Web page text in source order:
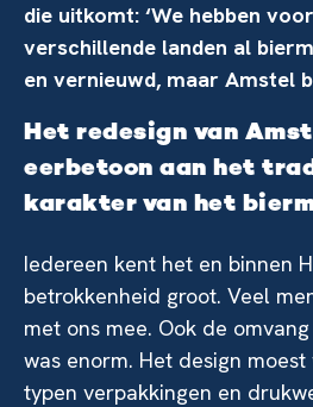
die uitkomt: ‘We hebben
verschillende landen al
en vernieuwd, maar Amstel
Het redesign van
eerbetoon aan het
karakter van het
Iedereen kent het en binnen
betrokkenheid groot. Veel
met ons mee. Ook de
was enorm. Het design
typen verpakkingen en